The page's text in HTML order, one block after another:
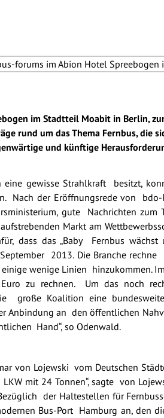
im Stadtteil Moabit in Berlin,
rund um das Thema Fernbus, die
und künftige
eine gewisse Strahlkraft besitzt,
Nach der Eröffnungsrede von
gute Nachrichten
Markt am
dass das „Baby Fernbus
2013. Die Branche
wenige Linien hinzukommen.
zu rechnen. Um das noch
große Koalition eine
Anbindung an den öffentlichen
Hand“, so Odenwald.
von Lojewski vom Deutschen
mit 24 Tonnen“, sagte von
der Haltestellen für
Bus-Port Hamburg an, den